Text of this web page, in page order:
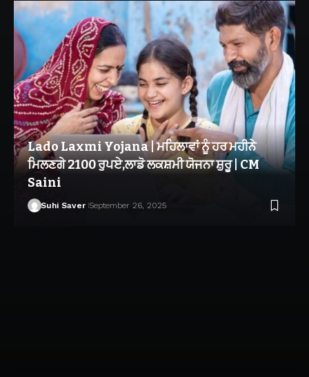
Lado Laxmi Yojana | ਮਹਿਲਾਵਾਂ ਨੂੰ ਹਰ ਮਹੀਨੇ
ਮਿਲਣਗੇ 2100 ਰੁਪਏ,ਲਾਡੋ ਲਕਸ਼ਮੀ ਯੋਜਨਾ ਸ਼ੁਰੂ | CM
Saini
Suhi Saver September 26, 2025